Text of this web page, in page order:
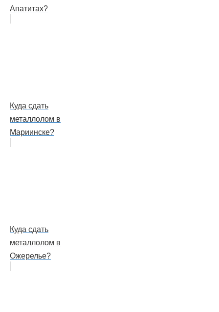
Апатитах?
Куда сдать
металлолом в
Мариинске?
Куда сдать
металлолом в
Ожерелье?